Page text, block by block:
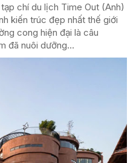
chí du lịch Time Out (Anh)
kiến trúc đẹp nhất thế giới
cong hiện đại là câu
đã nuôi dưỡng...